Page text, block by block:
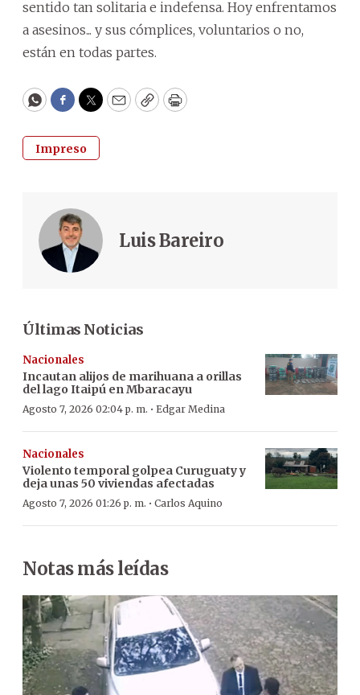
sentido tan solitaria e indefensa. Hoy enfrentamos
a asesinos... y sus cómplices, voluntarios o no,
están en todas partes.
WhatsApp
Facebook
Twitter
EmailCopyPrint
Impreso
Luis Bareiro
Últimas Noticias
Nacionales
Incautan alijos de marihuana a orillas
del lago Itaipú en Mbaracayu
Agosto 7, 2026 02:04 p. m. · Edgar Medina
Nacionales
Violento temporal golpea Curuguaty y
deja unas 50 viviendas afectadas
Agosto 7, 2026 01:26 p. m. · Carlos Aquino
Notas más leídas